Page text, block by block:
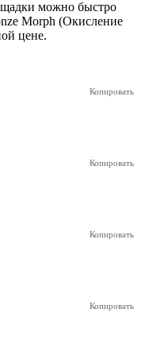
можно быстро
Morph (Окисление
цене.